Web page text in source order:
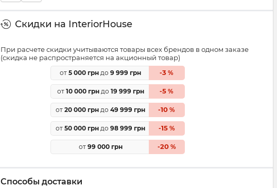
Скидки на InteriorHouse
При расчете скидки учитываются товары всех брендов в одном заказе
(скидка не распространяется на акционный товар)
от 5 000 грн до 9 999 грн -3 %
от 10 000 грндо 19 999 грн -5 %
от 20 000 грн до 49 999 грн -10 %
от 50 000 грн до 98 999 грн -15%
от 99 000 грн -20%
Способы доставки